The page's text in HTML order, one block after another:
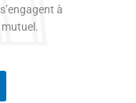
à